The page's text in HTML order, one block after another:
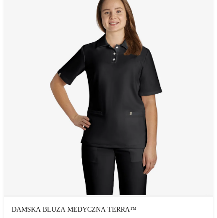
DAMSKA BLUZA MEDYCZNA TERRA™